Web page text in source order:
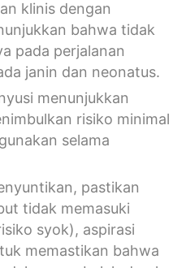
klinis dengan
bahwa tidak
pada perjalanan
janin dan neonatus.
menunjukkan
risiko minimal
selama
pastikan
tidak memasuki
syok), aspirasi
memastikan bahwa